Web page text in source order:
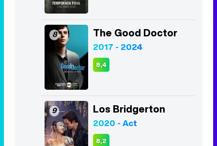
8 The Good Doctor
2017 - 2024
8,4
9 Los Bridgerton
2020 - Act
8,2